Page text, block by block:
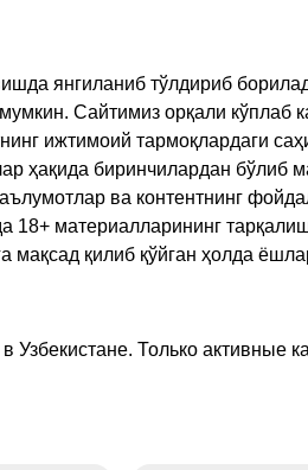
янгиланиб тўлдириб
Сайтимиз орқали кўплаб
ижтимоий тармоқлардаги
ҳақида биринчилардан бўлиб
ва контентнинг
18+ материалларининг
қилиб қўйган ҳолда
Только активные